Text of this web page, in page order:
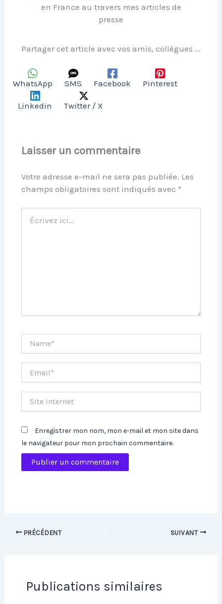
en France au travers mes articles de
presse
Partager cet article avec vos amis, collègues ...
WhatsApp SMS Facebook Pinterest
Linkedin Twitter / X
Laisser un commentaire
Votre adresse e-mail ne sera pas publiée. Les
champs obligatoires sont indiqués avec *
ici…
Internet
Enregistrer mon nom, mon e-mail et mon site dans
le navigateur pour mon prochain commentaire.
PRÉCÉDENT SUIVANT
Publications similaires